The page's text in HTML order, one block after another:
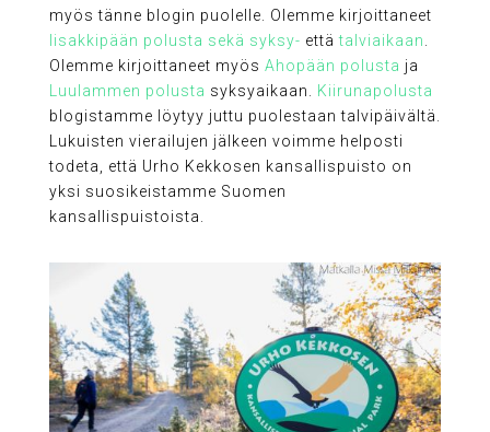
myös tänne blogin puolelle. Olemme kirjoittaneet
Iisakkipään polusta sekä syksy- ettätalviaikaan
Olemme kirjoittaneet myös Ahopään polusta ja
Luulammen polusta syksyaikaan. Kiirunapolusta
blogistamme löytyy juttu puolestaan talvipäivältä.
Lukuisten vierailujen jälkeen voimme helposti
todeta, että Urho Kekkosen kansallispuisto on
yksi suosikeistamme Suomen
kansallispuistoista.